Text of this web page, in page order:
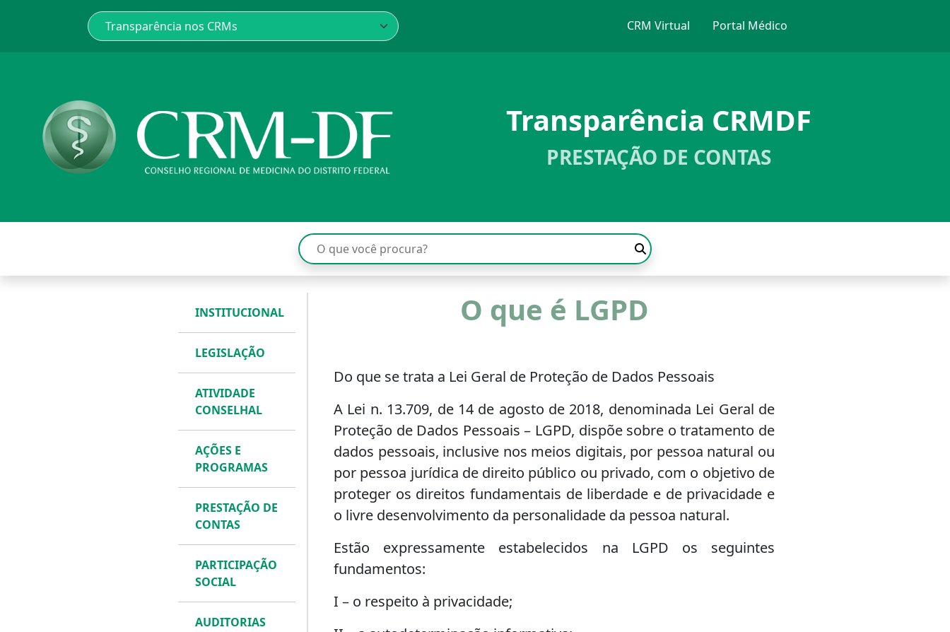
CRM Virtual Portal Médico
Transparência CRMDF
PRESTAÇÃO DE CONTAS
INSTITUCIONAL
LEGISLAÇÃO
ATIVIDADE
CONSELHAL
AÇÕES E
PROGRAMAS
PRESTAÇÃO DE
CONTAS
PARTICIPAÇÃO
SOCIAL
AUDITORIAS
O que é LGPD
Do que se trata a Lei Geral de Proteção de Dados Pessoais
A Lei n. 13.709, de 14 de agosto de 2018, denominada Lei Geral de
Proteção de Dados Pessoais – LGPD, dispõe sobre o tratamento de
dados pessoais, inclusive nos meios digitais, por pessoa natural ou
por pessoa jurídica de direito público ou privado, com o objetivo de
proteger os direitos fundamentais de liberdade e de privacidade e
o livre desenvolvimento da personalidade da pessoa natural.
Estão expressamente estabelecidos na LGPD os seguintes
fundamentos:
I – o respeito à privacidade;